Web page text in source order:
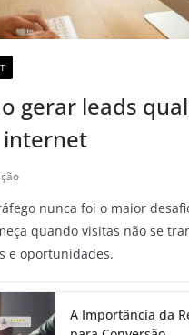
gerar leads
internet
nunca foi o maior
quando visitas não se
e oportunidades.
A Importância da